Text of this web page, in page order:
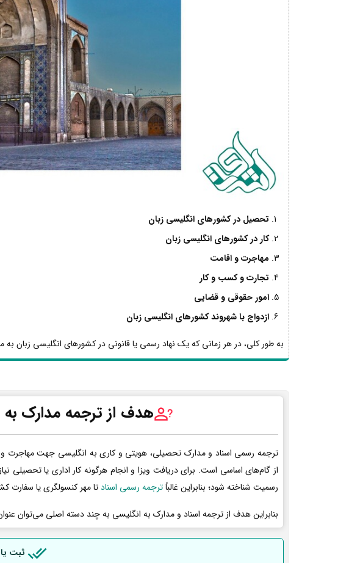
تحصیل در کشورهای انگلیسی زبان
کار در کشورهای انگلیسی زبان
مهاجرت و اقامت
تجارت و کسب و کار
امور حقوقی و قضایی
ازدواج با شهروند کشورهای انگلیسی زبان
به طور کلی، در هر زمانی که یک نهاد رسمی یا قانونی در کشورهای انگلیسی زبان به
هدف از ترجمه مدارک به
ترجمه رسمی اسناد و مدارک تحصیلی، هویتی و کاری به انگلیسی جهت مهاجرت
از گام‌های اساسی است. برای دریافت ویزا و انجام هرگونه کار اداری یا تحصیلی
رسمیت شناخته شود؛ بنابراین غالباًترجمه رسمی اسنادتا مهر کنسولگری یا سفارت
بنابراین هدف از ترجمه اسناد و مدارک به انگلیسی به چند دسته اصلی می‌توان
ثبت